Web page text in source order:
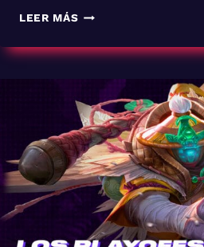
LEER MÁSCIERRE
2024